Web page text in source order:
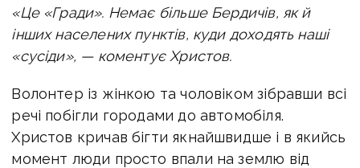
«Це «Гради». Немає більше Бердичів, як й
інших населених пунктів, куди доходять наші
«сусіди», — коментує Христов.
Волонтер із жінкою та чоловіком зібравши всі
речі побігли городами до автомобіля.
Христов кричав бігти якнайшвидше і в якийсь
момент люди просто впали на землю від